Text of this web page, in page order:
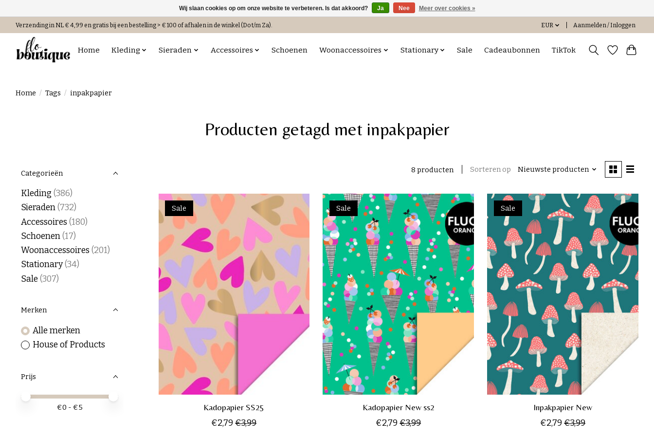
Verzending in NL € 4,99 en gratis bij een bestelling > € 100 of afhalen in de winkel (Do t/m Za). EUR Aanmelden / Inloggen
Home Kleding Sieraden Accessoires Schoenen Woonaccessoires Stationary Sale Cadeaubonnen TikTok
Home / Tags / inpakpapier
Producten getagd met inpakpapier
Categorieën
Kleding(386)
Sieraden(732)
Accessoires (180)
Schoenen(17)
Woonaccessoires (201)
Stationary(34)
Sale(307)
Merken
Alle merken
House of Products
Prijs
Minimale prijswaarde
Price maximum value
€0 - €5
8 producten Sorteren op Nieuwste producten
Sale
Kadopapier SS25
€2,79 €3,99
Sale
Kadopapier New ss2
€2,79€3,99
Sale
Inpakpapier New
€2,79€3,99
Wij slaan cookies op om onze website te verbeteren. Is dat akkoord? Ja Nee Meer over cookies »